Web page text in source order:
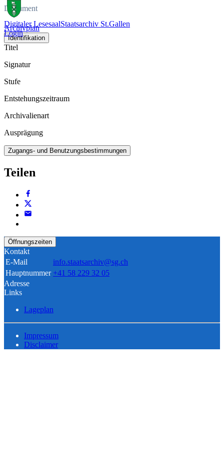
Digitaler LesesaalStaatsarchiv St.Gallen
Login
Dokument
Archivplan
Identifikation
Titel
Signatur
Stufe
Entstehungszeitraum
Archivalienart
Ausprägung
Zugangs- und Benutzungsbestimmungen
Teilen
Öffnungszeiten
Kontakt
E-Mail
info.staatsarchiv@sg.ch
Hauptnummer +41 58 229 32 05
Adresse
Links
Lageplan
Impressum
Disclaimer